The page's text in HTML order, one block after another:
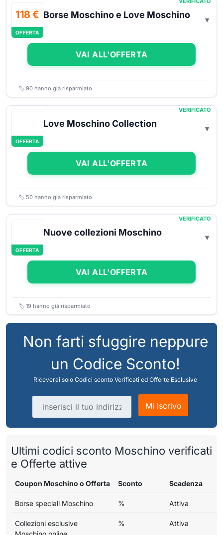
118 €
OFFERTA
Borse Moschino e Love Moschino
VAI ALL'OFFERTA
🏷️ 90 hanno già risparmiato
OFFERTA
VERIFICATO
Love Moschino Collection
VAI ALL'OFFERTA
🏷️ 50 hanno già risparmiato
OFFERTA
VERIFICATO
Nuove collezioni Moschino
VAI ALL'OFFERTA
🏷️ 19 hanno già risparmiato
Non farti sfuggire neppure
un Codice Sconto!
Riceverai solo Codici sconto Verificati ed Offerte Esclusive
Indirizzo email
Mi Iscrivo
Ultimi codici sconto Moschino verificati
e Offerte attive
Coupon Moschino o Offerta Sconto Scadenza
Borse speciali Moschino % Attiva
Collezioni esclusive
% Attiva